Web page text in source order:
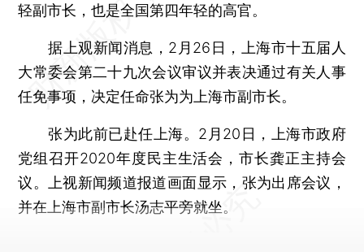
轻副市长，也是全国第四年轻的高官。
据上观新闻消息，2月26日，上海市十五届人
大常委会第二十九次会议审议并表决通过有关人事
任免事项，决定任命张为为上海市副市长。
张为此前已赴任上海。2月20日，上海市政府
党组召开2020年度民主生活会，市长龚正主持会
议。上视新闻频道报道画面显示，张为出席会议，
并在上海市副市长汤志平旁就坐。